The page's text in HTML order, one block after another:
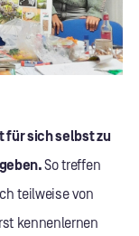
für sich selbst zu
So treffen
teilweise von
kennenlernen